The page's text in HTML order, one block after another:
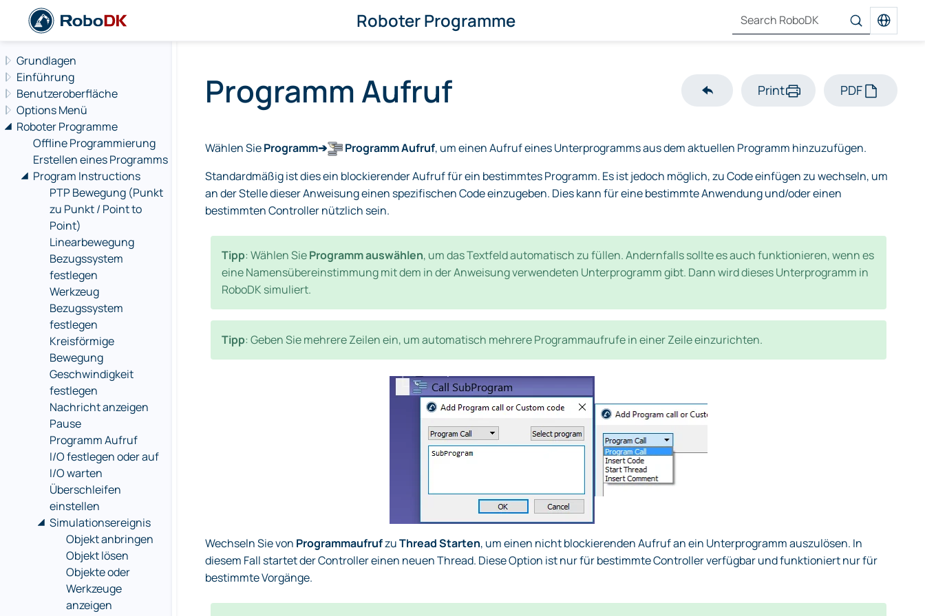
Roboter Programme
Grundlagen
Einführung
Benutzeroberfläche
Options Menü
Roboter Programme
Offline Programmierung
Erstellen eines Programms
Program Instructions
PTP Bewegung (Punkt
zu Punkt / Point to
Point)
Linearbewegung
Bezugssystem
festlegen
Werkzeug
Bezugssystem
festlegen
Kreisförmige
Bewegung
Geschwindigkeit
festlegen
Nachricht anzeigen
Pause
Programm Aufruf
I/O festlegen oder auf
I/O warten
Überschleifen
einstellen
Simulationsereignis
Objekt anbringen
Objekt lösen
Objekte oder
Werkzeuge
anzeigen
Programm Aufruf Print PDF
Wählen SieProgramm➔ Programm Aufruf, um einen Aufruf eines Unterprogramms aus dem aktuellen Programm hinzuzufügen.
Standardmäßig ist dies ein blockierender Aufruf für ein bestimmtes Programm. Es ist jedoch möglich, zu Code einfügen zu wechseln, um
an der Stelle dieser Anweisung einen spezifischen Code einzugeben. Dies kann für eine bestimmte Anwendung und/oder einen
bestimmten Controller nützlich sein.
Tipp: Wählen SieProgramm auswählen, um das Textfeld automatisch zu füllen. Andernfalls sollte es auch funktionieren, wenn es
eine Namensübereinstimmung mit dem in der Anweisung verwendeten Unterprogramm gibt. Dann wird dieses Unterprogramm in
RoboDK simuliert.
Tipp: Geben Sie mehrere Zeilen ein, um automatisch mehrere Programmaufrufe in einer Zeile einzurichten.
Wechseln Sie von ProgrammaufrufzuThread Starten, um einen nicht blockierenden Aufruf an ein Unterprogramm auszulösen. In
diesem Fall startet der Controller einen neuen Thread. Diese Option ist nur für bestimmte Controller verfügbar und funktioniert nur für
bestimmte Vorgänge.